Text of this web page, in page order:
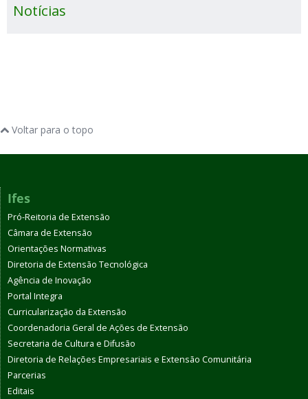
Notícias
Voltar para o topo
Ifes
Pró-Reitoria de Extensão
Câmara de Extensão
Orientações Normativas
Diretoria de Extensão Tecnológica
Agência de Inovação
Portal Integra
Curricularização da Extensão
Coordenadoria Geral de Ações de Extensão
Secretaria de Cultura e Difusão
Diretoria de Relações Empresariais e Extensão Comunitária
Parcerias
Editais